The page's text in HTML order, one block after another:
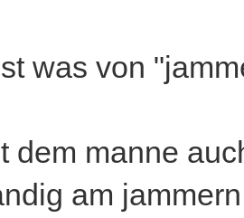
was von
dem manne
am